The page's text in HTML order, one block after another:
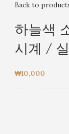
Back to
하늘색
시계 /
₩10,000